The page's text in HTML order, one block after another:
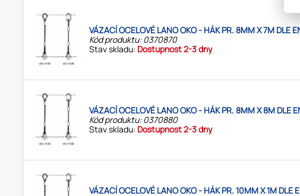
VÁZACÍ OCELOVÉ LANO OKO - HÁK PR. 8MM X 7M DLE
Kód produktu: 0370870
Stav skladu: Dostupnost 2-3 dny
VÁZACÍ OCELOVÉ LANO OKO - HÁK PR. 8MM X 8M DLE
Kód produktu: 0370880
Stav skladu: Dostupnost 2-3 dny
VÁZACÍ OCELOVÉ LANO OKO - HÁK PR. 10MM X 1M DLE